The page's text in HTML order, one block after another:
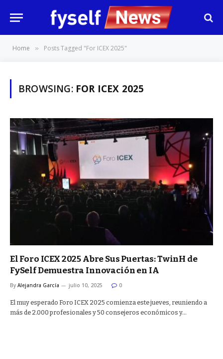
Home » Posts Tagged "For ICEX 2025"
BROWSING: FOR ICEX 2025
El Foro ICEX 2025 Abre Sus Puertas: TwinH de
FySelf Demuestra Innovación en IA
By Alejandra García julio 10, 2025 0
El muy esperado Foro ICEX 2025 comienza este jueves, reuniendo a
más de 2.000 profesionales y 50 consejeros económicos y…